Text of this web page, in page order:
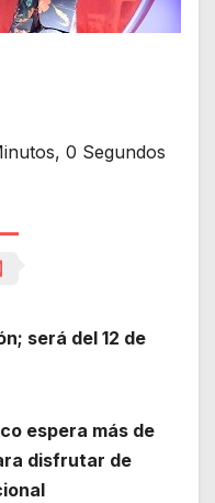
0 Segundos
será del 12 de
espera más de
disfrutar de